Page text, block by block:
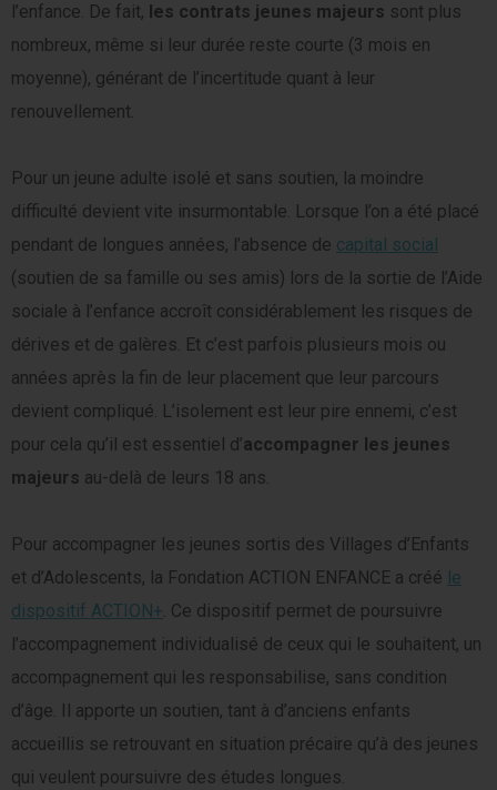
l’enfance. De fait, les contrats jeunes majeurs sont plus
nombreux, même si leur durée reste courte (3 mois en
moyenne), générant de l’incertitude quant à leur
renouvellement.
Pour un jeune adulte isolé et sans soutien, la moindre
difficulté devient vite insurmontable. Lorsque l’on a été placé
pendant de longues années, l’absence de capital social
(soutien de sa famille ou ses amis) lors de la sortie de l’Aide
sociale à l’enfance accroît considérablement les risques de
dérives et de galères. Et c’est parfois plusieurs mois ou
années après la fin de leur placement que leur parcours
devient compliqué. L’isolement est leur pire ennemi, c’est
pour cela qu’il est essentiel d’accompagner les jeunes
majeurs au-delà de leurs 18 ans.
Pour accompagner les jeunes sortis des Villages d’Enfants
et d’Adolescents, la Fondation ACTION ENFANCE a créé le
dispositif ACTION+. Ce dispositif permet de poursuivre
l’accompagnement individualisé de ceux qui le souhaitent, un
accompagnement qui les responsabilise, sans condition
d’âge. Il apporte un soutien, tant à d’anciens enfants
accueillis se retrouvant en situation précaire qu’à des jeunes
qui veulent poursuivre des études longues.